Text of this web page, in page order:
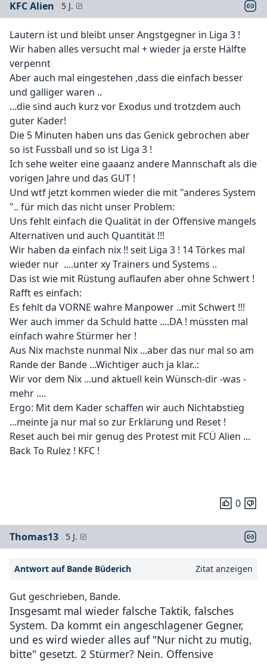
KFC Alien 5 J.
Lautern ist und bleibt unser Angstgegner in Liga 3 !
Wir haben alles versucht mal + wieder ja erste Hälfte
verpennt
Aber auch mal eingestehen ,dass die einfach besser
und galliger waren ..
...die sind auch kurz vor Exodus und trotzdem auch
guter Kader!
Die 5 Minuten haben uns das Genick gebrochen aber
so ist Fussball und so ist Liga 3 !
Ich sehe weiter eine gaaanz andere Mannschaft als die
vorigen Jahre und das GUT !
Und wtf jetzt kommen wieder die mit "anderes System
".. für mich das nicht unser Problem:
Uns fehlt einfach die Qualität in der Offensive mangels
Alternativen und auch Quantität !!!
Wir haben da einfach nix !! seit Liga 3 ! 14 Törkes mal
wieder nur ....unter xy Trainers und Systems ..
Das ist wie mit Rüstung auflaufen aber ohne Schwert !
Rafft es einfach:
Es fehlt da VORNE wahre Manpower ..mit Schwert !!!
Wer auch immer da Schuld hatte ....DA ! müssten mal
einfach wahre Stürmer her !
Aus Nix machste nunmal Nix ...aber das nur mal so am
Rande der Bande ...Wichtiger auch ja klar..:
Wir vor dem Nix ...und aktuell kein Wünsch-dir -was -
mehr ....
Ergo: Mit dem Kader schaffen wir auch Nichtabstieg
...meinte ja nur mal so zur Erklärung und Reset !
Reset auch bei mir genug des Protest mit FCÜ Alien ...
Back To Rulez ! KFC !
0
Thomas13 5 J.
Antwort auf Bande Büderich Zitat anzeigen
Gut geschrieben, Bande.
Insgesamt mal wieder falsche Taktik, falsches
System. Da kommt ein angeschlagener Gegner,
und es wird wieder alles auf "Nur nicht zu mutig,
bitte" gesetzt. 2 Stürmer? Nein. Offensive